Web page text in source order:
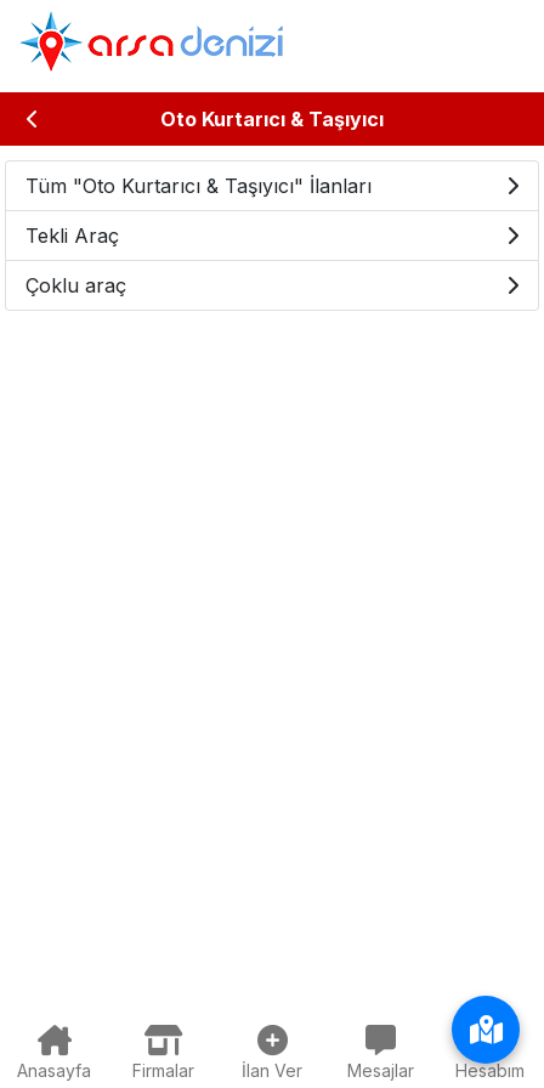
Oto Kurtarıcı & Taşıyıcı
Tüm "Oto Kurtarıcı & Taşıyıcı" İlanları
Tekli Araç
Çoklu araç
Anasayfa Firmalar İlan Ver Mesajlar Hesabım